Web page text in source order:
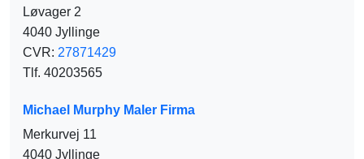
Løvager 2
4040 Jyllinge
CVR: 27871429
Tlf. 40203565
Michael Murphy Maler Firma
Merkurvej 11
4040 Jyllinge